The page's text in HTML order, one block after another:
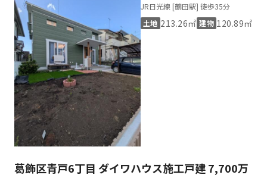
JR日光線 [鶴田駅] 徒歩35分
土地 213.26㎡ 建物 120.89㎡
葛飾区青戸6丁目 ダイワハウス施工戸建 7,700万